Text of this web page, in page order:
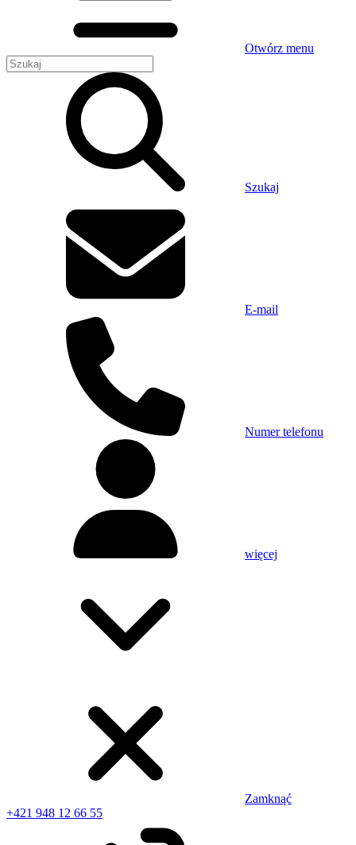
Otwórz menu
Szukaj
E-mail
Numer telefonu
więcej
Zamknąć
+421 948 12 66 55